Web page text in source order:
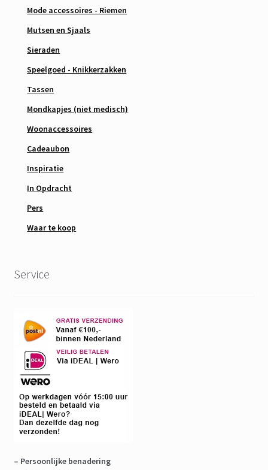
Mode accessoires - Riemen
Mutsen en Sjaals
Sieraden
Speelgoed - Knikkerzakken
Tassen
Mondkapjes (niet medisch)
Woonaccessoires
Cadeaubon
Inspiratie
In Opdracht
Pers
Waar te koop
Service
– Persoonlijke benadering